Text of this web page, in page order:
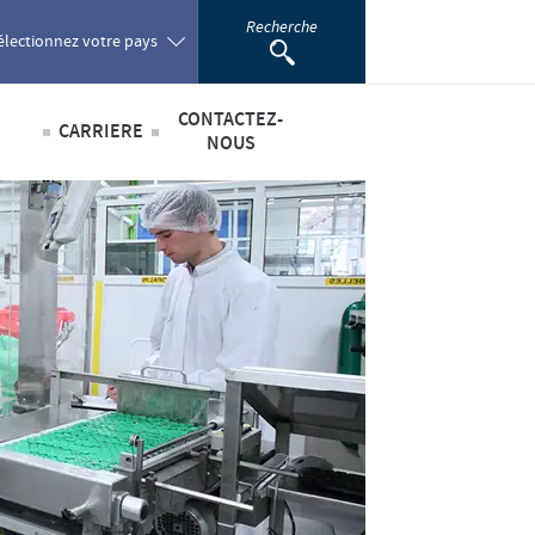
votre pays
Africa
Recherche
CARRIERE
Offres d'emploi
CONTACTEZ-
NOUS